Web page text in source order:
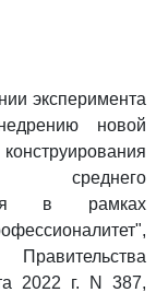
эксперимента
новой
среднего
в рамках
2022 г. N 387,